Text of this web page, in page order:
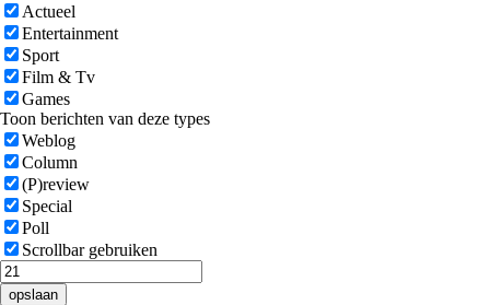
Actueel
Entertainment
Sport
Film & Tv
Games
Toon berichten van deze types
Weblog
Column
(P)review
Special
Poll
Scrollbar gebruiken
opslaan